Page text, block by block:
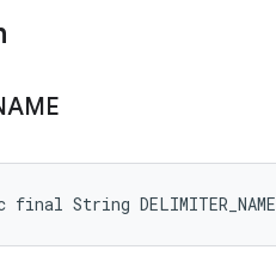
String DELIMITER_NAME